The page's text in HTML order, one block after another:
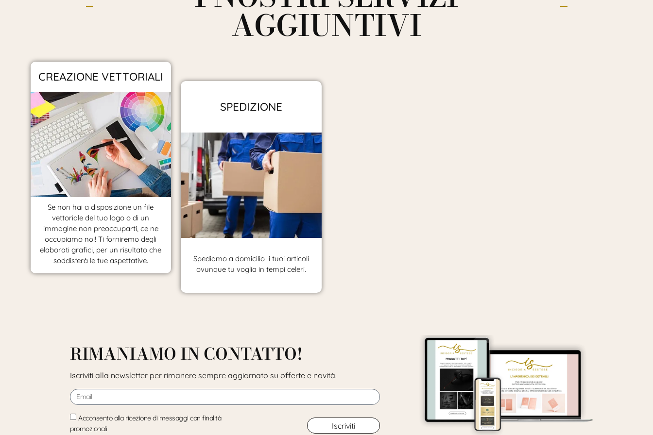
AGGIUNTIVI
CREAZIONE VETTORIALI
Se non hai a disposizione un file
vettoriale del tuo logo o di un
immagine non preoccuparti, ce ne
occupiamo noi! Ti forniremo degli
elaborati grafici, per un risultato che
soddisferà le tue aspettative.
SPEDIZIONE
Spediamo a domicilio i tuoi articoli
ovunque tu voglia in tempi celeri.
RIMANIAMO IN CONTATTO!
Iscriviti alla newsletter per rimanere sempre aggiornato su offerte e novità.
Acconsento alla ricezione di messaggi con finalità
promozionali
Iscriviti